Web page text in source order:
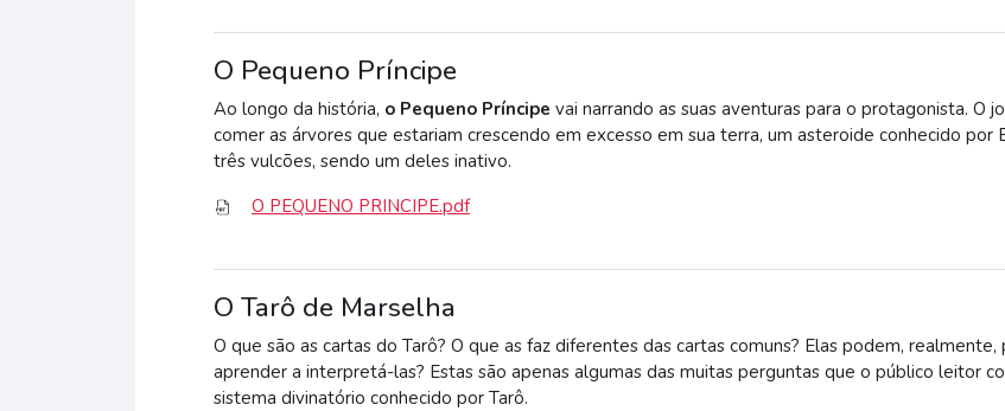
O Pequeno Príncipe
Ao longo da história, o Pequeno Príncipe vai narrando as suas aventuras para o protagonista. O
comer as árvores que estariam crescendo em excesso em sua terra, um asteroide conhecido
três vulcões, sendo um deles inativo.
O PEQUENO PRINCIPE.pdf
O Tarô de Marselha
O que são as cartas do Tarô? O que as faz diferentes das cartas comuns? Elas podem,
aprender a interpretá-las? Estas são apenas algumas das muitas perguntas que o público leitor
sistema divinatório conhecido por Tarô.